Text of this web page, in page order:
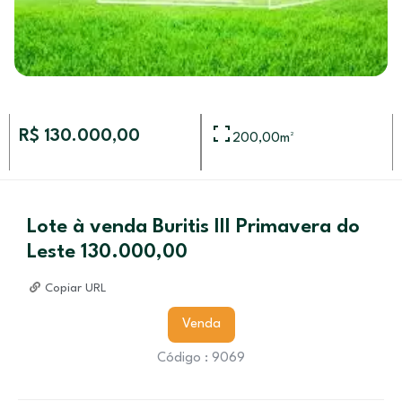
R$ 130.000,00 200,00m²
Lote à venda Buritis III Primavera do
Leste 130.000,00
Copiar URL
Venda
Código : 9069